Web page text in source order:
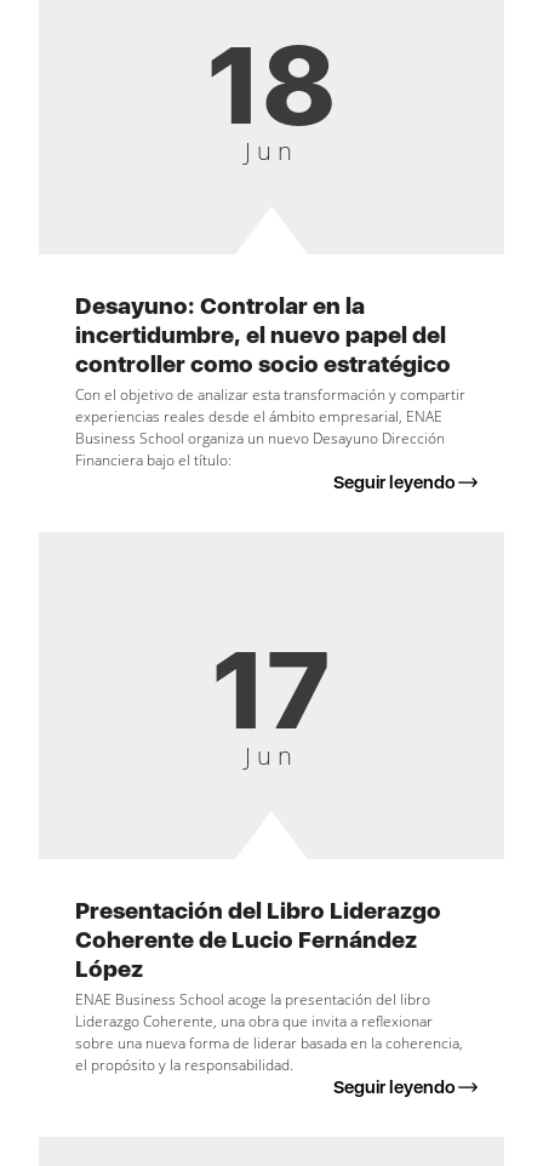
18
Jun
Desayuno: Controlar en la
incertidumbre, el nuevo papel del
controller como socio estratégico
Con el objetivo de analizar esta transformación y compartir
experiencias reales desde el ámbito empresarial, ENAE
Business School organiza un nuevo Desayuno Dirección
Financiera bajo el título:
Seguir leyendo
17
Jun
Presentación del Libro Liderazgo
Coherente de Lucio Fernández
López
ENAE Business School acoge la presentación del libro
Liderazgo Coherente, una obra que invita a reflexionar
sobre una nueva forma de liderar basada en la coherencia,
el propósito y la responsabilidad.
Seguir leyendo